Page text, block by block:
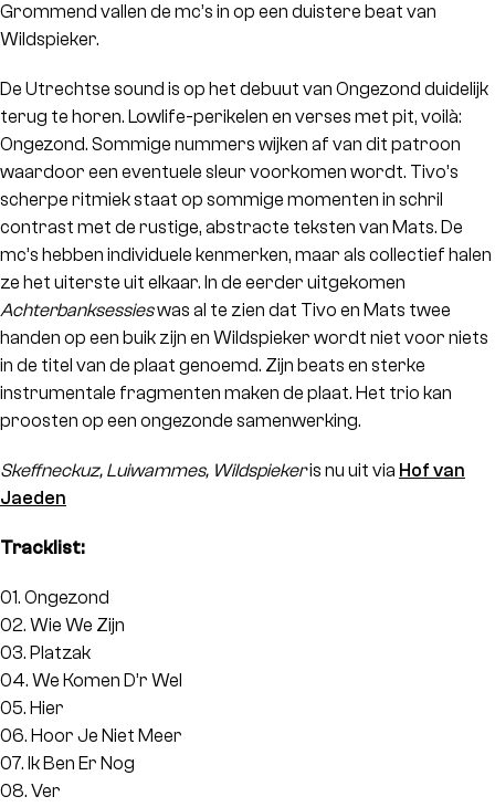
Grommend vallen de mc’s in op een duistere beat van
Wildspieker.
De Utrechtse sound is op het debuut van Ongezond duidelijk
terug te horen. Lowlife-perikelen en verses met pit, voilà:
Ongezond. Sommige nummers wijken af van dit patroon
waardoor een eventuele sleur voorkomen wordt. Tivo’s
scherpe ritmiek staat op sommige momenten in schril
contrast met de rustige, abstracte teksten van Mats. De
mc’s hebben individuele kenmerken, maar als collectief halen
ze het uiterste uit elkaar. In de eerder uitgekomen
Achterbanksessieswas al te zien dat Tivo en Mats twee
handen op een buik zijn en Wildspieker wordt niet voor niets
in de titel van de plaat genoemd. Zijn beats en sterke
instrumentale fragmenten maken de plaat. Het trio kan
proosten op een ongezonde samenwerking.
Skeffneckuz, Luiwammes, Wildspiekeris nu uit via Hof van
Jaeden
Tracklist:
01. Ongezond
02. Wie We Zijn
03. Platzak
04. We Komen D’r Wel
05. Hier
06. Hoor Je Niet Meer
07. Ik Ben Er Nog
08. Ver